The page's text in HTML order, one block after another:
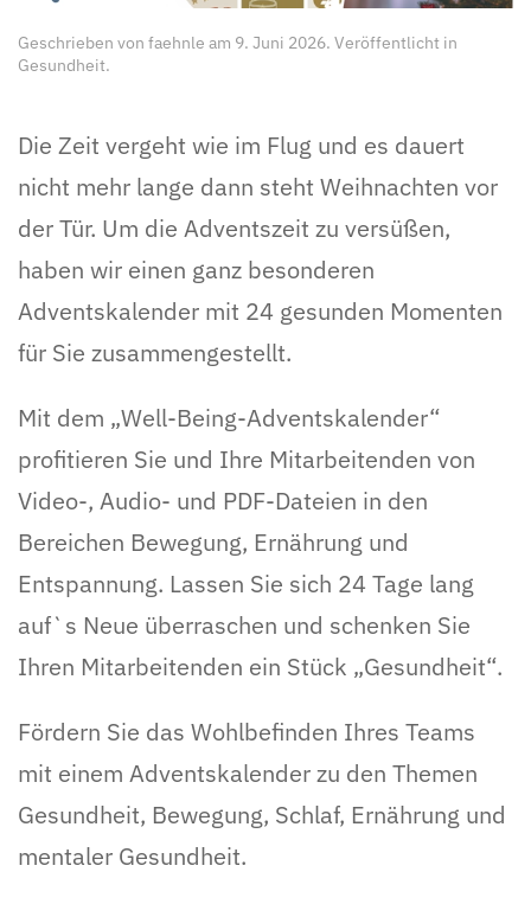
Geschrieben von faehnle am 9. Juni 2026. Veröffentlicht in
Gesundheit.
Die Zeit vergeht wie im Flug und es dauert
nicht mehr lange dann steht Weihnachten vor
der Tür. Um die Adventszeit zu versüßen,
haben wir einen ganz besonderen
Adventskalender mit 24 gesunden Momenten
für Sie zusammengestellt.
Mit dem „Well-Being-Adventskalender“
profitieren Sie und Ihre Mitarbeitenden von
Video-, Audio- und PDF-Dateien in den
Bereichen Bewegung, Ernährung und
Entspannung. Lassen Sie sich 24 Tage lang
auf`s Neue überraschen und schenken Sie
Ihren Mitarbeitenden ein Stück „Gesundheit“.
Fördern Sie das Wohlbefinden Ihres Teams
mit einem Adventskalender zu den Themen
Gesundheit, Bewegung, Schlaf, Ernährung und
mentaler Gesundheit.